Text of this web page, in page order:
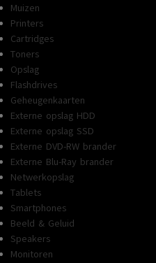
Muizen
Printers
Cartridges
Toners
Opslag
Flashdrives
Geheugenkaarten
Externe opslag HDD
Externe opslag SSD
Externe DVD-RW brander
Externe Blu-Ray brander
Netwerkopslag
Tablets
Smartphones
Beeld & Geluid
Speakers
Monitoren